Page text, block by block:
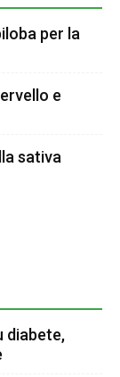
per la
e
sativa
diabete,